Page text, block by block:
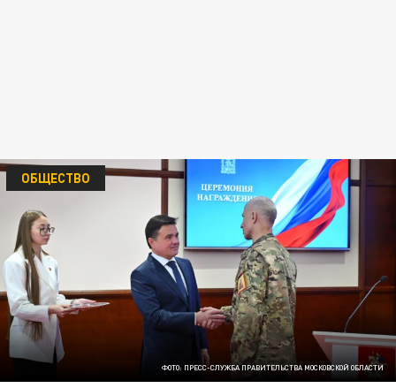
ФОТО: ПРЕСС-СЛУЖБА ПРАВИТЕЛЬСТВА МОСКОВСКОЙ ОБЛАСТИ
ОБЩЕСТВО